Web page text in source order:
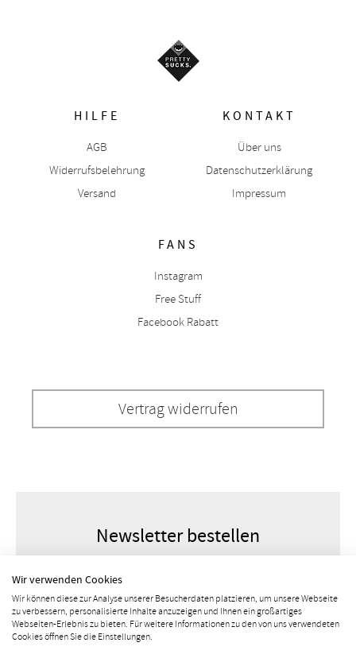
HILFE
AGB
Widerrufsbelehrung
Versand
KONTAKT
Über uns
Datenschutzerklärung
Impressum
FANS
Instagram
Free Stuff
Facebook Rabatt
Vertrag widerrufen
Newsletter bestellen
Wir verwenden Cookies
Wir können diese zur Analyse unserer Besucherdaten platzieren, um unsere Webseite
zu verbessern, personalisierte Inhalte anzuzeigen und Ihnen ein großartiges
Webseiten-Erlebnis zu bieten. Für weitere Informationen zu den von uns verwendeten
Cookies öffnen Sie die Einstellungen.